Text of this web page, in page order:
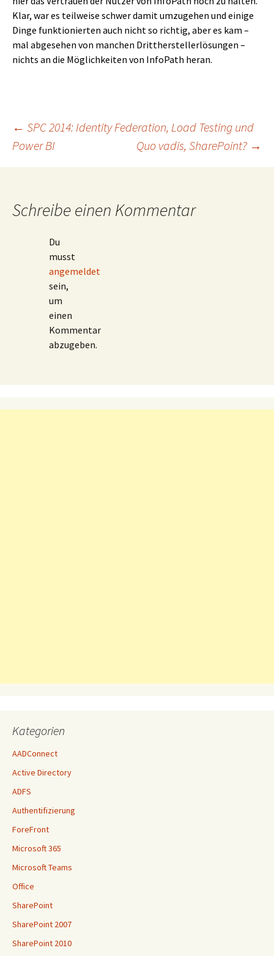
Klar, war es teilweise schwer damit umzugehen und einige
Dinge funktionierten auch nicht so richtig, aber es kam –
mal abgesehen von manchen Drittherstellerlösungen –
nichts an die Möglichkeiten von InfoPath heran.
Beitragsnavigation
← SPC 2014: Identity Federation, Load Testing und
Power BI
Quo vadis, SharePoint? →
Schreibe einen Kommentar
Du
musst
angemeldet
sein,
um
einen
Kommentar
abzugeben.
Kategorien
AADConnect
Active Directory
ADFS
Authentifizierung
ForeFront
Microsoft 365
Microsoft Teams
Office
SharePoint
SharePoint 2007
SharePoint 2010